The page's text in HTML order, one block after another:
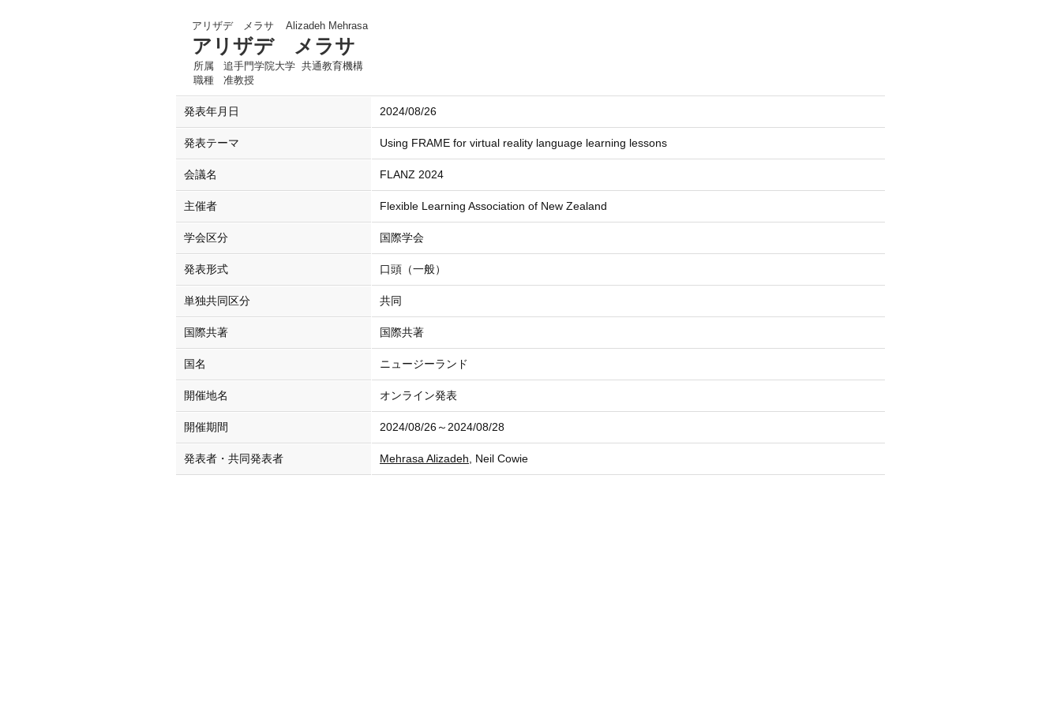
アリザデ メラサ Alizadeh Mehrasa
アリザデ メラサ
所属
追手門学院大学 共通教育機構
職種
准教授
発表年月日 2024/08/26
発表テーマ Using FRAME for virtual reality language learning lessons
会議名 FLANZ 2024
主催者 Flexible Learning Association of New Zealand
学会区分 国際学会
発表形式 口頭（一般）
単独共同区分 共同
国際共著 国際共著
国名 ニュージーランド
開催地名 オンライン発表
開催期間 2024/08/26～2024/08/28
発表者・共同発表者 Mehrasa Alizadeh, Neil Cowie